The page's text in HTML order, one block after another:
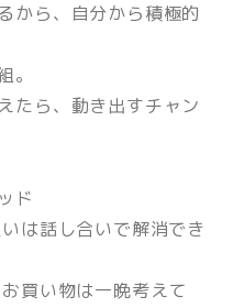
から、自分から積極的
。
たら、動き出すチャン
ド
話し合いで解消でき
物は一晩考えて